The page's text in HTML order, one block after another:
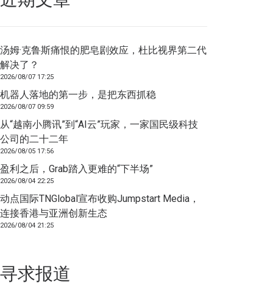
汤姆·克鲁斯痛恨的肥皂剧效应，杜比视界第二代
解决了？
2026/08/07 17:25
机器人落地的第一步，是把东西抓稳
2026/08/07 09:59
从“越南小腾讯”到“AI云”玩家，一家国民级科技
公司的二十二年
2026/08/05 17:56
盈利之后，Grab踏入更难的“下半场”
2026/08/04 22:25
动点国际TNGlobal宣布收购Jumpstart Media，
连接香港与亚洲创新生态
2026/08/04 21:25
寻求报道